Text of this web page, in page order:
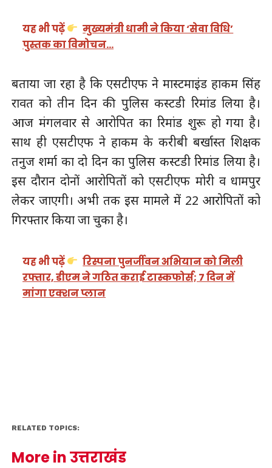
यह भी पढ़ें
मुख्यमंत्री धामी ने किया ‘सेवा विधि’
पुस्तक का विमोचन…
बताया जा रहा है कि एसटीएफ ने मास्टमाइंड हाकम सिंह
रावत को तीन दिन की पुलिस कस्टडी रिमांड लिया है।
आज मंगलवार से आरोपित का रिमांड शुरू हो गया है।
साथ ही एसटीएफ ने हाकम के करीबी बर्खास्त शिक्षक
तनुज शर्मा का दो दिन का पुलिस कस्टडी रिमांड लिया है।
इस दौरान दोनों आरोपितों को एसटीएफ मोरी व धामपुर
लेकर जाएगी। अभी तक इस मामले में 22 आरोपितों को
गिरफ्तार किया जा चुका है।
यह भी पढ़ें
रिस्पना पुनर्जीवन अभियान को मिली
रफ्तार, डीएम ने गठित कराई टास्कफोर्स; 7 दिन में
मांगा एक्शन प्लान
RELATED TOPICS:
More in उत्तराखंड